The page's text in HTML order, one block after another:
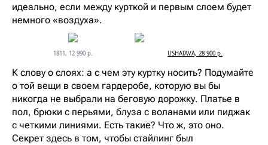
идеально, если между курткой и первым слоем будет
немного «воздуха».
1811, 12 990 р. USHATAVA, 28 900 р.
К слову о слоях: а с чем эту куртку носить? Подумайте
о той вещи в своем гардеробе, которую вы бы
никогда не выбрали на беговую дорожку. Платье в
пол, брюки с перьями, блуза с воланами или пиджак
с четкими линиями. Есть такие? Что ж, это оно.
Секрет здесь в том, чтобы стайлинг был